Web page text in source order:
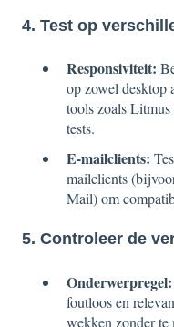
4. Test op
Responsiviteit:
op zowel desktop
tools zoals
tests.
E-mailclients:
mailclients
Mail) om
5. Controleer de
Onderwerpregel:
foutloos en
wekken zonder te